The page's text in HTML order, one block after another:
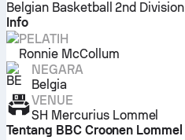
Belgian Basketball 2nd Division
Info
PELATIH
Ronnie McCollum
NEGARA
Belgia
VENUE
SH Mercurius Lommel
Tentang BBC Croonen Lommel